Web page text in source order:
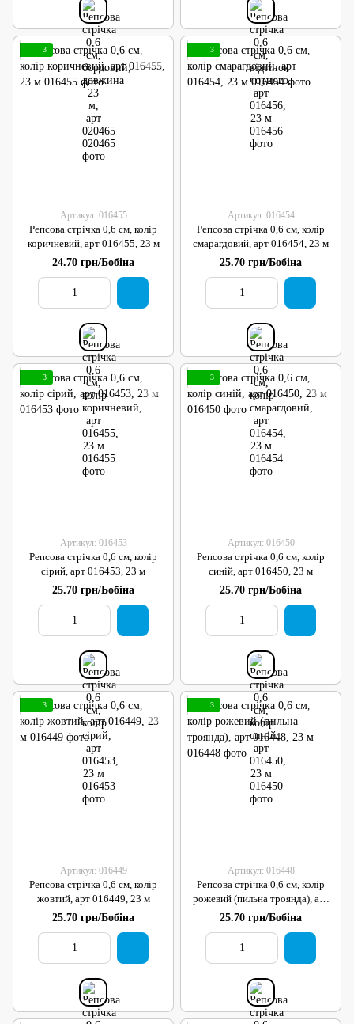
3
Артикул: 016455
Репсова стрічка 0,6 см, колір
коричневий, арт 016455, 23 м
24.70 грн/Бобіна
3
Артикул: 016454
Репсова стрічка 0,6 см, колір
смарагдовий, арт 016454, 23 м
25.70 грн/Бобіна
3
Артикул: 016453
Репсова стрічка 0,6 см, колір
сірий, арт 016453, 23 м
25.70 грн/Бобіна
3
Артикул: 016450
Репсова стрічка 0,6 см, колір
синій, арт 016450, 23 м
25.70 грн/Бобіна
3
Артикул: 016449
Репсова стрічка 0,6 см, колір
жовтий, арт 016449, 23 м
25.70 грн/Бобіна
3
Артикул: 016448
Репсова стрічка 0,6 см, колір
рожевий (пильна троянда), арт
016448, 23 м
25.70 грн/Бобіна